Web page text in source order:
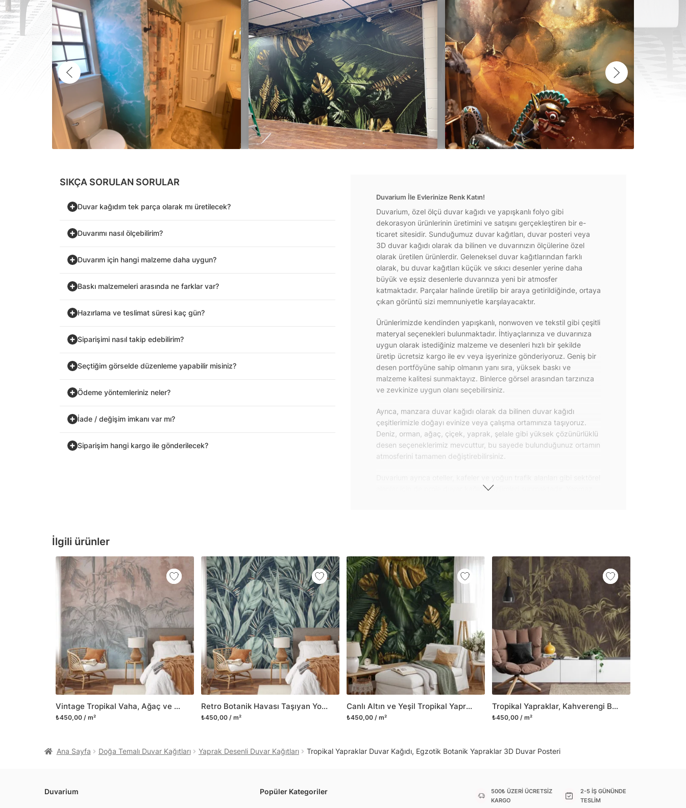
İlgili ürünler
Vintage Tropikal Vaha, Ağaç ve Yapraklar, Doğayı İçeri Taşıyan 3D Duvar Posteri
₺450,00 / m²
Retro Botanik Havası Taşıyan Yoğun Tropikal Yeşil Yaprak Desenli Duvar Kağıdı, Doğaseverler İçin 3D Duvar Kağıdı
₺450,00 / m²
Canlı Altın ve Yeşil Tropikal Yapraklar, Orman Arka Planlı Duvar Kağıdı, Yemyeşil 3D Duvar Kağıdı
₺450,00 / m²
Tropikal Yapraklar, Kahverengi Beton Arka Planlı Duvar Kağıdı, Şık Görünüm İçin 3D Duvar Kağıdı
₺450,00 / m²
SIKÇA SORULAN SORULAR
Duvar kağıdım tek parça olarak mı üretilecek?
Duvarımı nasıl ölçebilirim?
Duvarım için hangi malzeme daha uygun?
Baskı malzemeleri arasında ne farklar var?
Hazırlama ve teslimat süresi kaç gün?
Siparişimi nasıl takip edebilirim?
Seçtiğim görselde düzenleme yapabilir misiniz?
Ödeme yöntemleriniz neler?
İade / değişim imkanı var mı?
Siparişim hangi kargo ile gönderilecek?
Duvarium İle Evlerinize Renk Katın!
Duvarium, özel ölçü duvar kağıdı ve yapışkanlı folyo gibi
dekorasyon ürünlerinin üretimini ve satışını gerçekleştiren bir e-
ticaret sitesidir. Sunduğumuz duvar kağıtları, duvar posteri veya
3D duvar kağıdı olarak da bilinen ve duvarınızın ölçülerine özel
olarak üretilen ürünlerdir. Geleneksel duvar kağıtlarından farklı
olarak, bu duvar kağıtları küçük ve sıkıcı desenler yerine daha
büyük ve eşsiz desenlerle duvarınıza yeni bir atmosfer
katmaktadır. Parçalar halinde üretilip bir araya getirildiğinde, ortaya
çıkan görüntü sizi memnuniyetle karşılayacaktır.
Ürünlerimizde kendinden yapışkanlı, nonwoven ve tekstil gibi çeşitli
materyal seçenekleri bulunmaktadır. İhtiyaçlarınıza ve duvarınıza
uygun olarak istediğiniz malzeme ve desenleri hızlı bir şekilde
üretip ücretsiz kargo ile ev veya işyerinize gönderiyoruz. Geniş bir
desen portföyüne sahip olmanın yanı sıra, yüksek baskı ve
malzeme kalitesi sunmaktayız. Binlerce görsel arasından tarzınıza
ve zevkinize uygun olanı seçebilirsiniz.
Ayrıca, manzara duvar kağıdı olarak da bilinen duvar kağıdı
çeşitlerimizle doğayı evinize veya çalışma ortamınıza taşıyoruz.
Deniz, orman, ağaç, çiçek, yaprak, şelale gibi yüksek çözünürlüklü
desen seçeneklerimiz mevcuttur, bu sayede bulunduğunuz ortamın
atmosferini tamamen değiştirebilirsiniz.
alanlar için de proje duvar kağıdı çözümleri sunmaktadır. Yanmaz
yapışkanlı folyolarımız da geniş kullanım amacına sahiptir. Bu
folyolar sayesinde masa, çekmece, dolap kapakları gibi
mobilyalarınıza ilk günkü gibi yeni bir görünüm kazandırabilirsiniz.
Yüzeyi düz olan cam dahil her türlü yüzeye yapışabilen ve suya
dayanıklı yapışkanlı folyo modellerimizi ilgili kategoride
bulabilirsiniz.
Duvarium, yalnızca bu ürünlerle sınırlı kalmayıp aynı zamanda
kanvas tablo gibi çeşitli duvar dekorasyon ürünlerinin de üretimini
ve satışını yapmaktadır. Duvar tasarımının önemini biliyor ve evin en
kritik dekorasyon alanı olduğunu kabul ediyoruz. Bu nedenle ürün
yelpazemizi sürekli genişletiyor ve trendlere ayak uydurmanın yanı
sıra yeni trendlerin oluşumunda da öncü rol üstleniyoruz.
Herhangi bir soru ya da sorununuz olursa bizimle iletişime
geçebilirsiniz.
Ana Sayfa Doğa Temalı Duvar Kağıtları Yaprak Desenli Duvar Kağıtları Tropikal Yapraklar Duvar Kağıdı, Egzotik Botanik Yapraklar 3D Duvar Posteri
Duvarium Popüler Kategoriler
500₺ ÜZERİ ÜCRETSİZ
KARGO
2-5 İŞ GÜNÜNDE
TESLİM